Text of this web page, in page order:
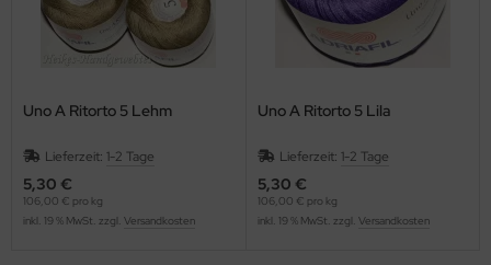
Uno A Ritorto 5 Lehm
Lieferzeit: 1-2 Tage
5,30 €
106,00 € pro kg
inkl. 19 % MwSt. zzgl. Versandkosten
Uno A Ritorto 5 Lila
Lieferzeit: 1-2 Tage
5,30 €
106,00 € pro kg
inkl. 19 % MwSt. zzgl. Versandkosten